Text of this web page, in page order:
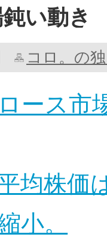
い動き
コロ。の
ース市
均株価
小。